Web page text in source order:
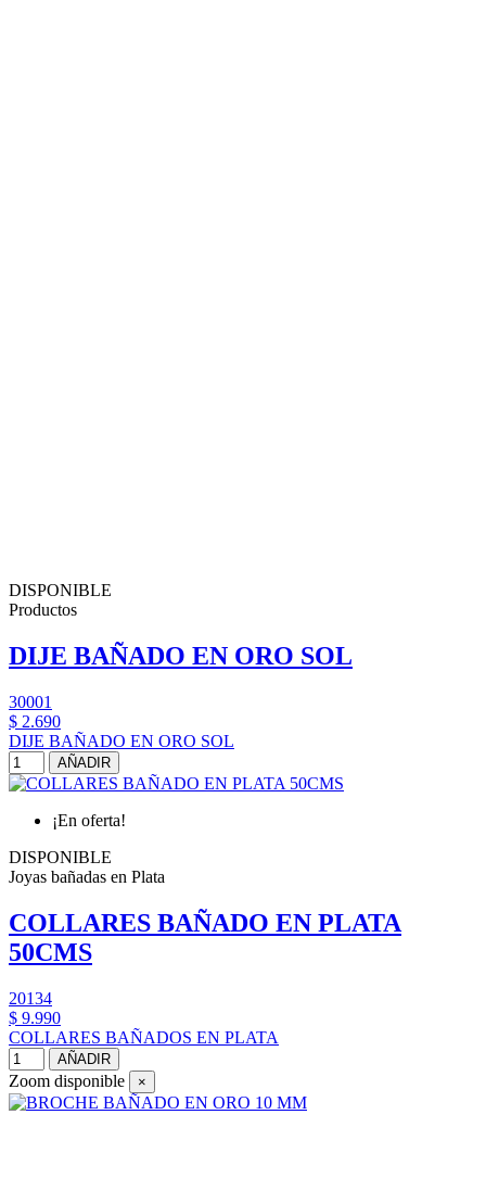
DISPONIBLE
Productos
DIJE BAÑADO EN ORO SOL
30001
$ 2.690
DIJE BAÑADO EN ORO SOL
AÑADIR
¡En oferta!
DISPONIBLE
Joyas bañadas en Plata
COLLARES BAÑADO EN PLATA
50CMS
20134
$ 9.990
COLLARES BAÑADOS EN PLATA
AÑADIR
Zoom disponible ×